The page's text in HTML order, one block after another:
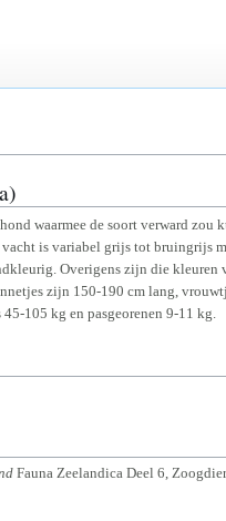
waarmee de soort verward
is variabel grijs tot bruingrijs
Overigens zijn die kleuren
zijn 150-190 cm lang,
105 kg en pasgeorenen 9-11 kg.
Fauna Zeelandica Deel 6,